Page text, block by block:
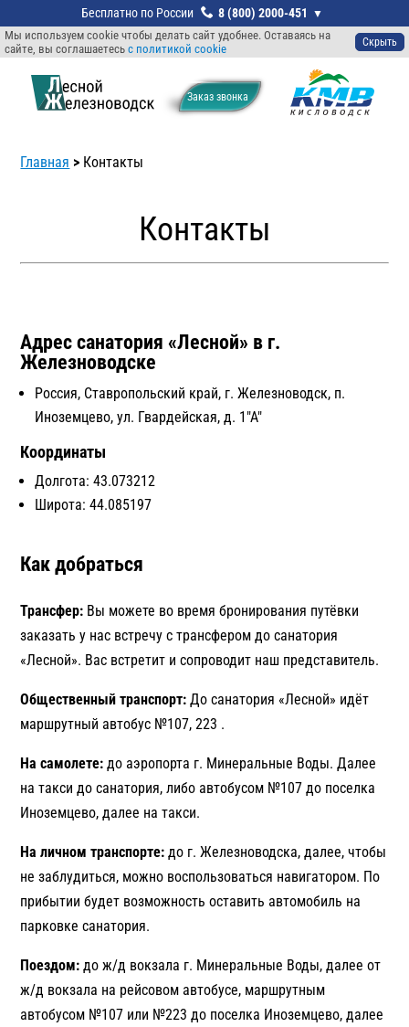
Мы используем cookie чтобы делать сайт удобнее. Оставаясь на
сайте, вы соглашаетесь с политикой cookie Скрыть
Заказ звонкa
8 (800) 2000-451
Главная > Контакты
Контакты
Адрес санатория «Лесной» в г.
Железноводске
Россия, Ставропольский край, г. Железноводск, п.
Иноземцево, ул. Гвардейская, д. 1"А"
Координаты
Долгота:43.073212
Широта:44.085197
Как добраться
Трансфер: Вы можете во время бронирования путёвки
заказать у нас встречу с трансфером до санатория
«Лесной». Вас встретит и сопроводит наш представитель.
Общественный транспорт: До санатория «Лесной» идёт
маршрутный автобус №107, 223 .
На самолете: до аэропорта г. Минеральные Воды. Далее
на такси до санатория, либо автобусом №107 до поселка
Иноземцево, далее на такси.
На личном транспорте: до г. Железноводска, далее, чтобы
не заблудиться, можно воспользоваться навигатором. По
прибытии будет возможность оставить автомобиль на
парковке санатория.
Поездом: до ж/д вокзала г. Минеральные Воды, далее от
ж/д вокзала на рейсовом автобусе, маршрутным
автобусом №107 или №223 до поселка Иноземцево, далее